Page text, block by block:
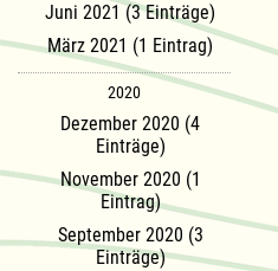
Juni 2021 (3 Einträge)
März 2021 (1 Eintrag)
2020
Dezember 2020 (4
Einträge)
November 2020 (1
Eintrag)
September 2020 (3
Einträge)